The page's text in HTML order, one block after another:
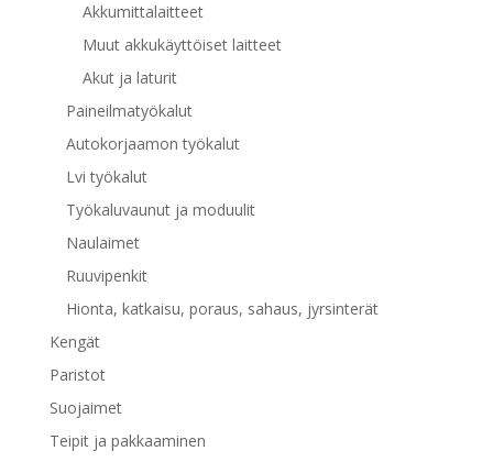
Akkumittalaitteet
Muut akkukäyttöiset laitteet
Akut ja laturit
Paineilmatyökalut
Autokorjaamon työkalut
Lvi työkalut
Työkaluvaunut ja moduulit
Naulaimet
Ruuvipenkit
Hionta, katkaisu, poraus, sahaus, jyrsinterät
Kengät
Paristot
Suojaimet
Teipit ja pakkaaminen